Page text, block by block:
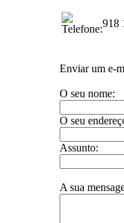
918
Enviar um e-
O seu nome:
O seu
Assunto:
A sua